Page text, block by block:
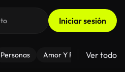
Iniciar sesión
Personas Amor Y Relaciones
Ver todo